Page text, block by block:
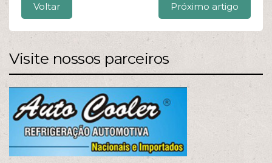
Voltar Próximo artigo
Visite nossos parceiros